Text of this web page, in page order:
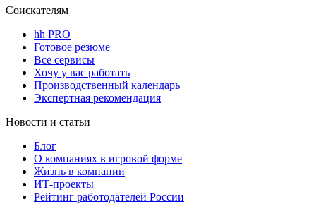
Соискателям
hh PRO
Готовое резюме
Все сервисы
Хочу у вас работать
Производственный календарь
Экспертная рекомендация
Новости и статьи
Блог
О компаниях в игровой форме
Жизнь в компании
ИТ-проекты
Рейтинг работодателей России